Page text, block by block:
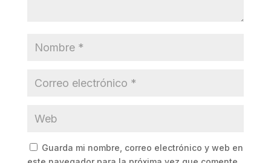
Guarda mi nombre, correo electrónico y web en